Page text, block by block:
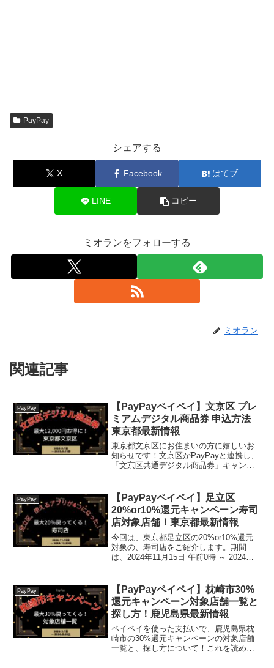
PayPay
シェアする
X Facebook はてブ
LINE コピー
ミオランをフォローする
ミオラン
関連記事
PayPay
【PayPayペイペイ】文京区 プレ
ミアムデジタル商品券 申込方法
東京都最新情報
東京都文京区にお住まいの方に嬉しいお
知らせです！文京区がPayPayと連携し、
「文京区共通デジタル商品券」キャンペ
お得な企画ですよ！文京区共通デジタル
商品券...
PayPay
【PayPayペイペイ】足立区
20%or10%還元キャンペーン寿司
店対象店舗！東京都最新情報
今回は、東京都足立区の20%or10%還元
対象の、寿司店をご紹介します。期間
は、2024年11月15日 午前0時 ～ 2024年
で予約OK！最大10％ポ...
PayPay
【PayPayペイペイ】枕崎市30%
還元キャンペーン対象店舗一覧と
探し方！鹿児島県最新情報
ペイペイを使った支払いで、鹿児島県枕
崎市の30%還元キャンペーンの対象店舗
一覧と、探し方について！これを読め